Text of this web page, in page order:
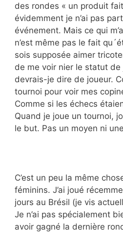
des rondes « un produit
évidemment je n’ai pas
événement. Mais ce qui
n’est même pas le fait
sois supposée aimer
de me voir nier le statut de
devrais-je dire de joueur.
tournoi pour voir mes
Comme si les échecs
Quand je joue un tournoi,
le but. Pas un moyen ni
C’est un peu la même
féminins. J’ai joué
jours au Brésil (je vis
Je n’ai pas spécialement
avoir gagné la dernière